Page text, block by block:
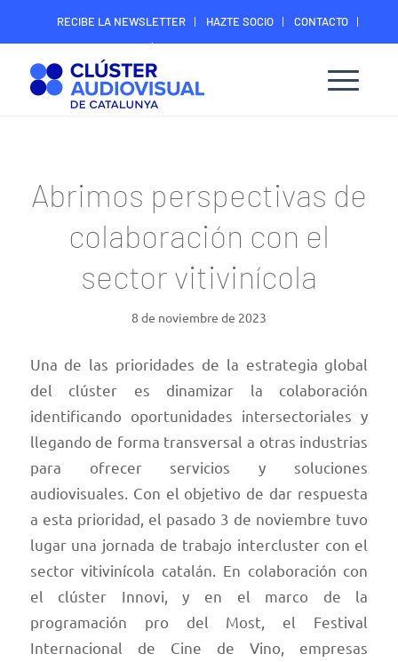
RECIBE LA NEWSLETTER HAZTE SOCIO
CONTACTO
ÁREA DIGITAL SOCIOS
Abrimos perspectivas de
colaboración con el
sector vitivinícola
8 de noviembre de 2023
Una de las prioridades de la estrategia global
del clúster es dinamizar la colaboración
identificando oportunidades intersectoriales y
llegando de forma transversal a otras industrias
para ofrecer servicios y soluciones
audiovisuales. Con el objetivo de dar respuesta
a esta prioridad, el pasado 3 de noviembre tuvo
lugar una jornada de trabajo intercluster con el
sector vitivinícola catalán. En colaboración con
el clúster Innovi, y en el marco de la
programación pro del Most, el Festival
Internacional de Cine de Vino, empresas